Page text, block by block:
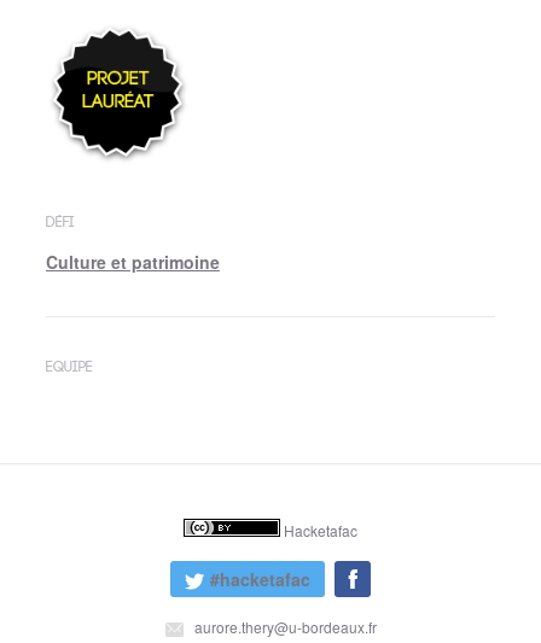
DÉFI
Culture et patrimoine
EQUIPE
Hacketafac
#hacketafac
aurore.thery@u-bordeaux.fr